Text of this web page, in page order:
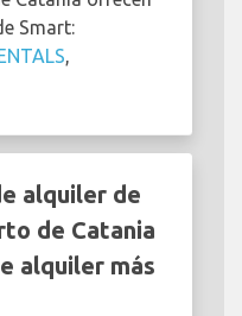
Smart:
alquiler de
de Catania
alquiler más